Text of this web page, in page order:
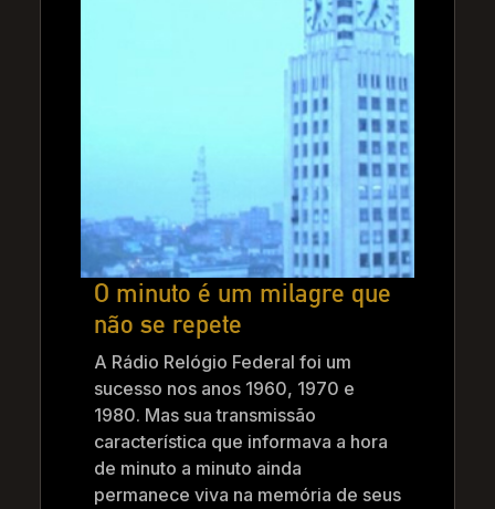
O minuto é um milagre que
não se repete
A Rádio Relógio Federal foi um
sucesso nos anos 1960, 1970 e
1980. Mas sua transmissão
característica que informava a hora
de minuto a minuto ainda
permanece viva na memória de seus